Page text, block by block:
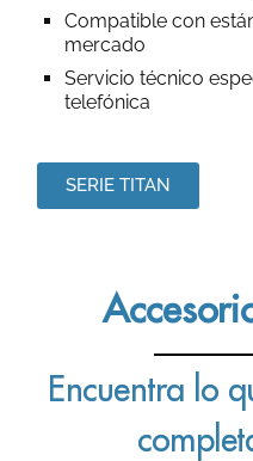
Compatible con
mercado
Servicio técnico
telefónica
SERIE TITAN
Encuentra lo